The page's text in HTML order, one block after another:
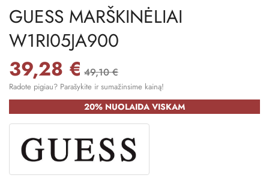
GUESS MARŠKINĖLIAI
W1RI05JA900
39,28 € 49,10 €
Radote pigiau? Parašykite ir sumažinsime kainą!
20% NUOLAIDA VISKAM